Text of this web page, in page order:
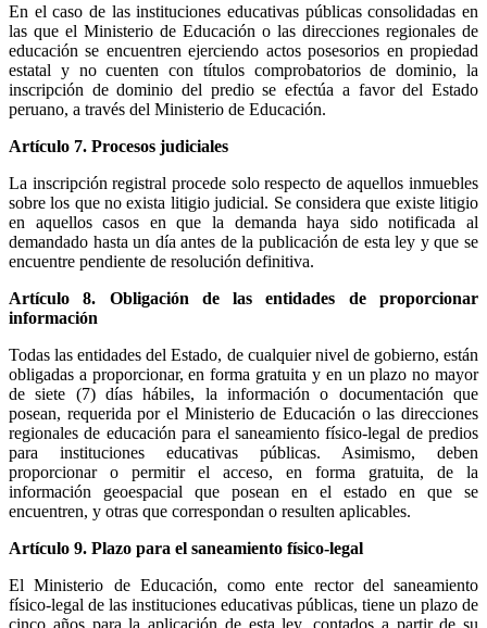
En el caso de las instituciones educativas públicas consolidadas en
las que el Ministerio de Educación o las direcciones regionales de
educación se encuentren ejerciendo actos posesorios en propiedad
estatal y no cuenten con títulos comprobatorios de dominio, la
inscripción de dominio del predio se efectúa a favor del Estado
peruano, a través del Ministerio de Educación.
Artículo 7. Procesos judiciales
La inscripción registral procede solo respecto de aquellos inmuebles
sobre los que no exista litigio judicial. Se considera que existe litigio
en aquellos casos en que la demanda haya sido notificada al
demandado hasta un día antes de la publicación de esta ley y que se
encuentre pendiente de resolución definitiva.
Artículo 8. Obligación de las entidades de proporcionar
información
Todas las entidades del Estado, de cualquier nivel de gobierno, están
obligadas a proporcionar, en forma gratuita y en un plazo no mayor
de siete (7) días hábiles, la información o documentación que
posean, requerida por el Ministerio de Educación o las direcciones
regionales de educación para el saneamiento físico-legal de predios
para instituciones educativas públicas. Asimismo, deben
proporcionar o permitir el acceso, en forma gratuita, de la
información geoespacial que posean en el estado en que se
encuentren, y otras que correspondan o resulten aplicables.
Artículo 9. Plazo para el saneamiento físico-legal
El Ministerio de Educación, como ente rector del saneamiento
físico-legal de las instituciones educativas públicas, tiene un plazo de
cinco años para la aplicación de esta ley, contados a partir de su